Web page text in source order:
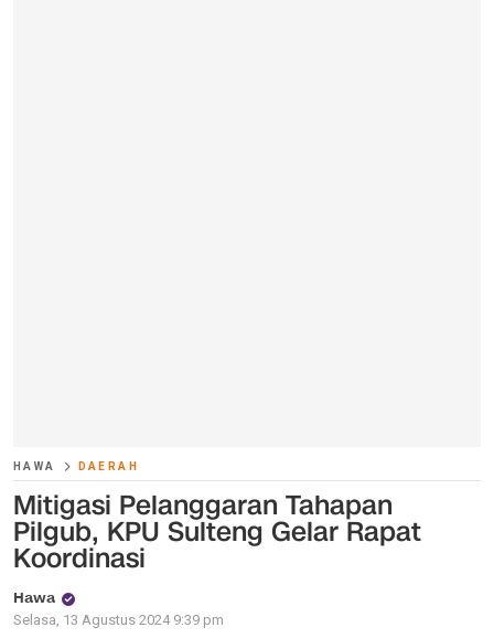
HAWA DAERAH
Mitigasi Pelanggaran Tahapan
Pilgub, KPU Sulteng Gelar Rapat
Koordinasi
Hawa
Selasa, 13 Agustus 2024 9:39 pm